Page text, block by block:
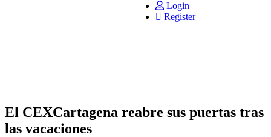
Login
Register
El CEXCartagena reabre sus puertas tras
las vacaciones